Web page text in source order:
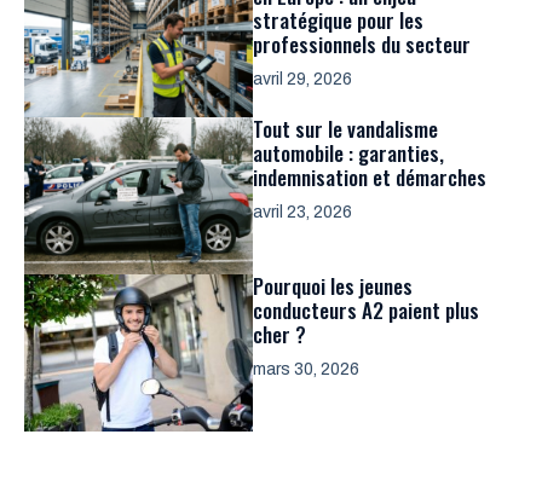
stratégique pour les
professionnels du secteur
avril 29, 2026
Tout sur le vandalisme
automobile : garanties,
indemnisation et démarches
avril 23, 2026
Pourquoi les jeunes
conducteurs A2 paient plus
cher ?
mars 30, 2026